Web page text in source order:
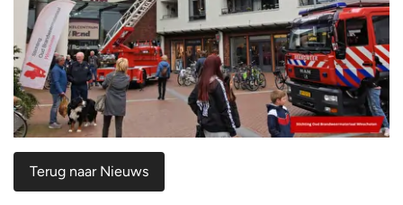
Terug naar Nieuws